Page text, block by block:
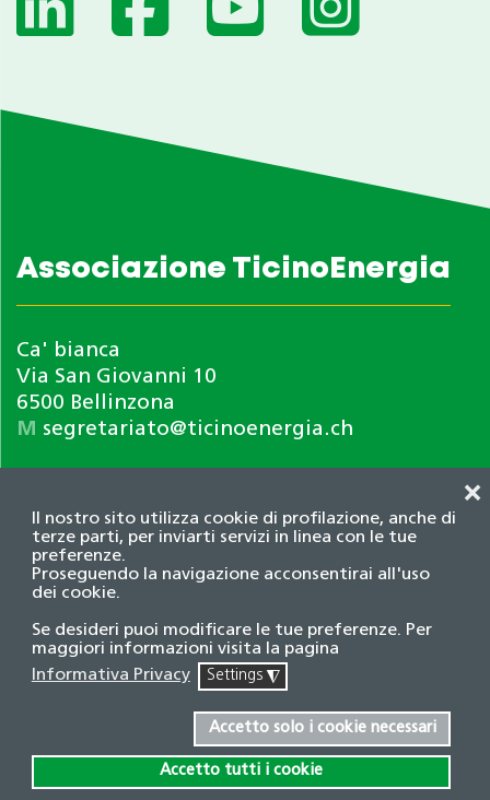
Il nostro sito utilizza cookie di profilazione, anche di
terze parti, per inviarti servizi in linea con le tue
preferenze.
Proseguendo la navigazione acconsentirai all'uso
dei cookie.
Se desideri puoi modificare le tue preferenze. Per
maggiori informazioni visita la pagina
Informativa Privacy
Settings ◮
Accetto solo i cookie necessari
Accetto tutti i cookie
❌
Associazione TicinoEnergia
Ca' bianca
Via San Giovanni 10
6500 Bellinzona
M segretariato@ticinoenergia.ch
Informativa privacy
© 2026 Associazione TicinoEnergia. Tutti i diritti
riservati.